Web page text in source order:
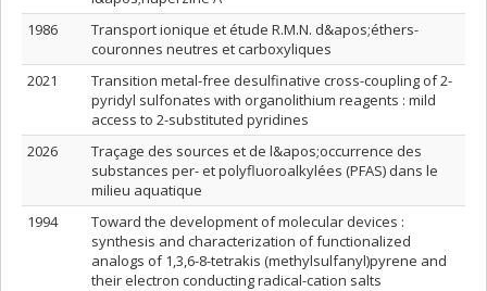
1986
Transport ionique et étude R.M.N. d&apos;éthers-
couronnes neutres et carboxyliques
2021
Transition metal-free desulfinative cross-coupling of 2-
pyridyl sulfonates with organolithium reagents : mild
access to 2-substituted pyridines
2026
Traçage des sources et de l&apos;occurrence des
substances per- et polyfluoroalkylées (PFAS) dans le
milieu aquatique
1994
Toward the development of molecular devices :
synthesis and characterization of functionalized
analogs of 1,3,6-8-tetrakis (methylsulfanyl)pyrene and
their electron conducting radical-cation salts